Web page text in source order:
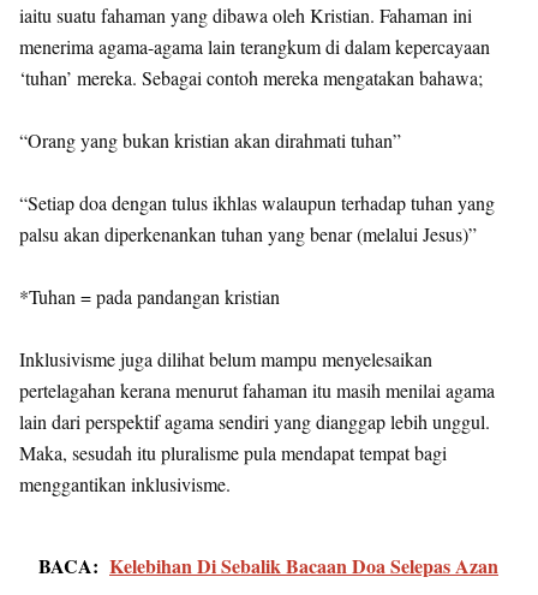
iaitu suatu fahaman yang dibawa oleh Kristian. Fahaman ini
menerima agama-agama lain terangkum di dalam kepercayaan
‘tuhan’ mereka. Sebagai contoh mereka mengatakan bahawa;
“Orang yang bukan kristian akan dirahmati tuhan”
“Setiap doa dengan tulus ikhlas walaupun terhadap tuhan yang
palsu akan diperkenankan tuhan yang benar (melalui Jesus)”
*Tuhan = pada pandangan kristian
Inklusivisme juga dilihat belum mampu menyelesaikan
pertelagahan kerana menurut fahaman itu masih menilai agama
lain dari perspektif agama sendiri yang dianggap lebih unggul.
Maka, sesudah itu pluralisme pula mendapat tempat bagi
menggantikan inklusivisme.
BACA: Kelebihan Di Sebalik Bacaan Doa Selepas Azan